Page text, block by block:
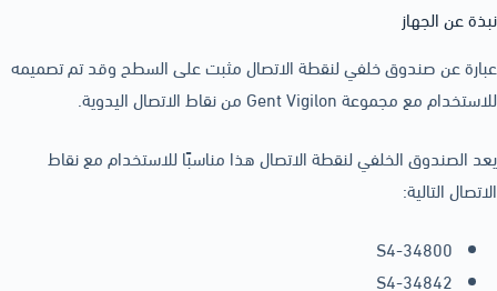
نبذة عن الجهاز
عبارة عن صندوق خلفي لنقطة الاتصال مثبت على السطح وقد تم تصميمه
للاستخدام مع مجموعة Gent Vigilon من نقاط الاتصال اليدوية.
يعد الصندوق الخلفي لنقطة الاتصال هذا مناسبًا للاستخدام مع نقاط
الاتصال التالية:
S4-34800
S4-34842